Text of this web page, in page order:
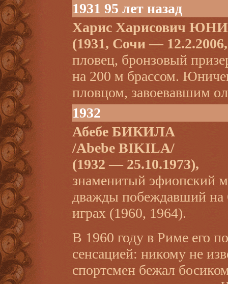
1931 95 лет назад
Харис Харисович
(1931, Сочи —
пловец, бронзовый
на 200 м брассом.
пловцом, завоевавшим
1932
Абебе БИКИЛА
/Abebe BIKILA/
(1932 — 25.10.1973),
знаменитый эфиопский
дважды побеждавший
играх (1960, 1964).
В 1960 году в Риме его
сенсацией: никому не
спортсмен бежал